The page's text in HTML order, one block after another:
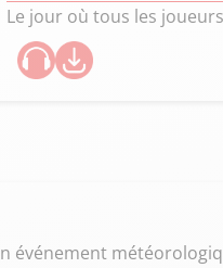
Le jour où tous les
événement